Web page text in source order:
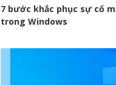
7 bước khắc phục sự cố
trong Windows